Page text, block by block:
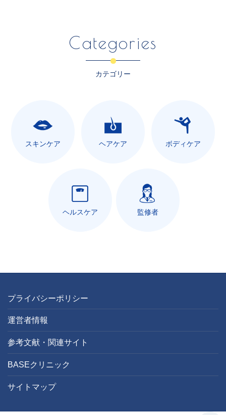
Categories
カテゴリー
スキンケア ヘアケア ボディケア
ヘルスケア 監修者
プライバシーポリシー
運営者情報
参考文献・関連サイト
BASEクリニック
サイトマップ